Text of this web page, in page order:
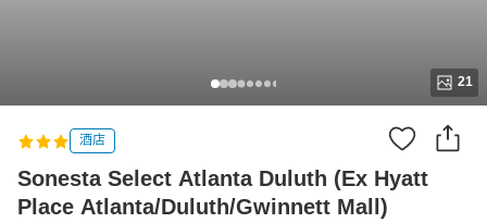
21
酒店
Sonesta Select Atlanta Duluth (Ex Hyatt
Place Atlanta/Duluth/Gwinnett Mall)